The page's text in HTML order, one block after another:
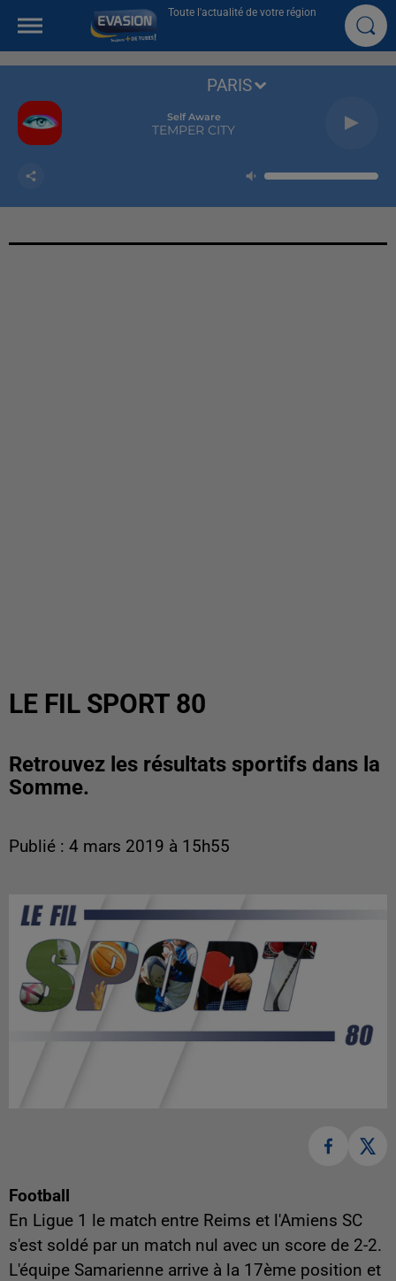
Toute l'actualité de votre région
Self Aware
TEMPER CITY
PARIS
LE FIL SPORT 80
Retrouvez les résultats sportifs dans la
Somme.
Publié : 4 mars 2019 à 15h55
Football
En Ligue 1 le match entre Reims et l'Amiens SC
s'est soldé par un match nul avec un score de 2-2.
L'équipe Samarienne arrive à la 17ème position et